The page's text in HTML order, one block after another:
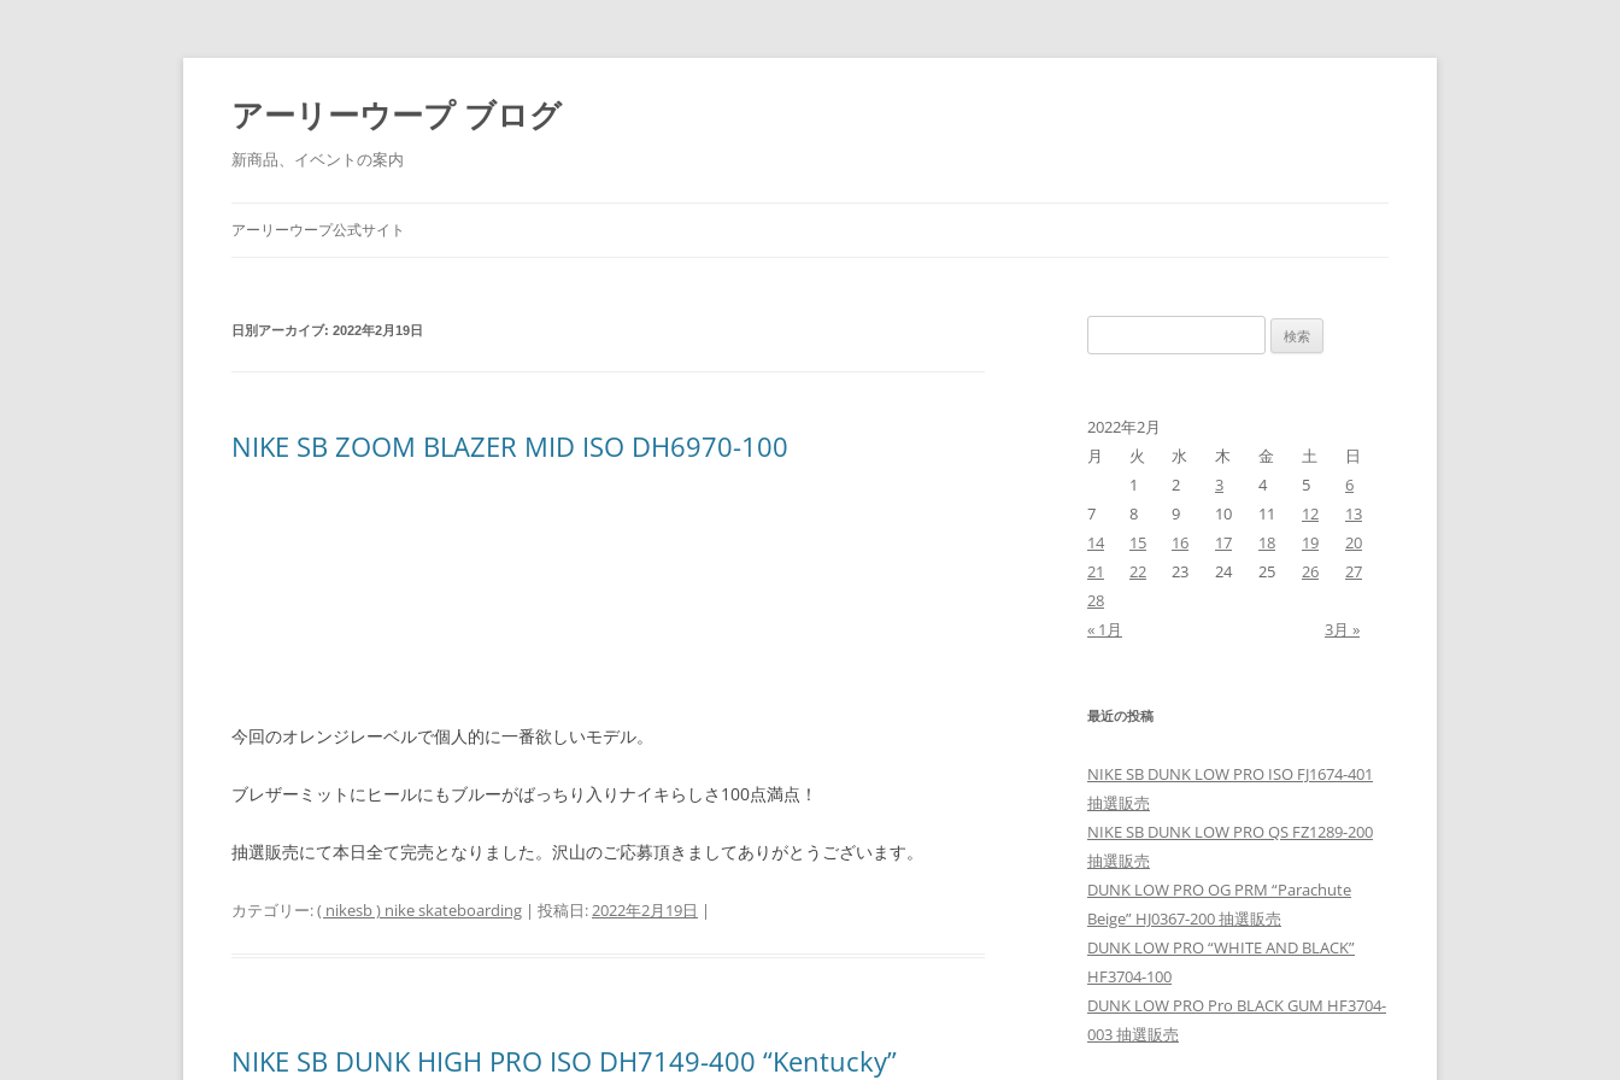
アーリーウープ ブログ
新商品、イベントの案内
アーリーウープ公式サイト
日別アーカイブ: 2022年2月19日
NIKE SB ZOOM BLAZER MID ISO DH6970-100
今回のオレンジレーベルで個人的に一番欲しいモデル。
ブレザーミットにヒールにもブルーがばっちり入りナイキらしさ100点満点！
抽選販売にて本日全て完売となりました。沢山のご応募頂きましてありがとうございます。
カテゴリー:( nikesb ) nike skateboarding | 投稿日:2022年2月19日 |
NIKE SB DUNK HIGH PRO ISO DH7149-400 “Kentucky”
索:
2022年2月
月
火 水 木 金 土
日
1
2 3 4 5
6
7
8 9 10 11 12
13
14
15 16 17 18 19
20
21
22 23 24 25 26
27
28
« 1月
3月 »
最近の投稿
NIKE SB DUNK LOW PRO ISO FJ1674-401
抽選販売
NIKE SB DUNK LOW PRO QS FZ1289-200
抽選販売
DUNK LOW PRO OG PRM “Parachute
Beige” HJ0367-200 抽選販売
DUNK LOW PRO “WHITE AND BLACK”
HF3704-100
DUNK LOW PRO Pro BLACK GUM HF3704-
003 抽選販売